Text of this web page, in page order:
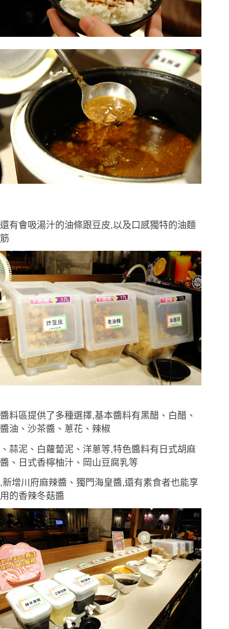
還有會吸湯汁的油條跟豆皮,以及口感獨特的油麵
筋
醬料區提供了多種選擇,基本醬料有黑醋、白醋、
醬油、沙茶醬、蔥花、辣椒
、蒜泥 、白蘿蔔泥、洋蔥等,特色醬料有日式胡麻
醬、日式香檸柚汁、岡山豆腐乳等
,新增川府麻辣醬、獨門海皇醬,還有素食者也能享
用的香辣冬菇醬